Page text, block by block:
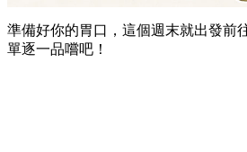
準備好你的胃口，這個週末就出發前
單逐一品嚐吧！